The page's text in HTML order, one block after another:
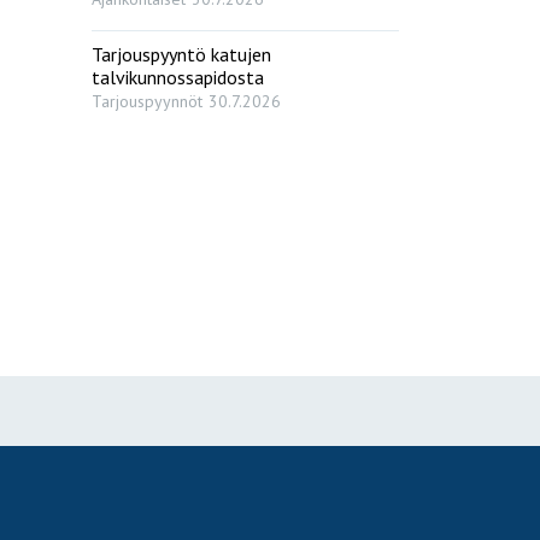
Tarjouspyyntö katujen
talvikunnossapidosta
Tarjouspyynnöt 30.7.2026